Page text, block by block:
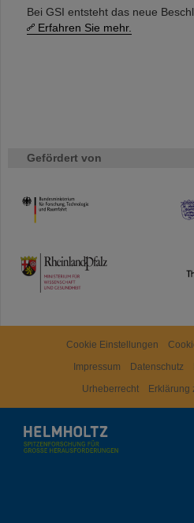
Bei GSI entsteht das neue
Erfahren Sie mehr.
Gefördert von
HMWK
TMWWDG
Cookie Einstellungen
Impressum
Datenschutz
Urheberrecht
Erklärung